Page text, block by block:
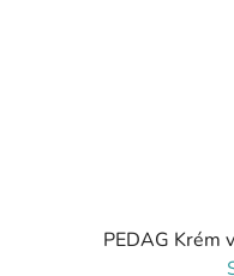
PEDAG Krém